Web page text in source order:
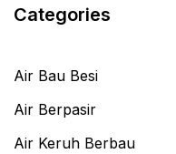
Categories
Air Bau Besi
Air Berpasir
Air Keruh Berbau